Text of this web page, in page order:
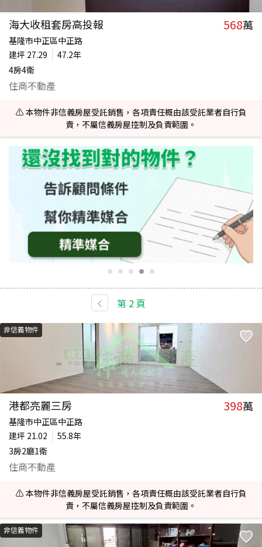
海大收租套房高投報 568萬
基隆市中正區中正路
建坪 27.29
47.2年
4房4衛
住商不動產
⚠️ 本物件非信義房屋受託銷售，各項責任概由該受託業者自行負
責，不屬信義房屋控制及負責範圍。
第 2頁
非信義物件
港都亮麗三房 398萬
基隆市中正區中正路
建坪 21.02
55.8年
3房2廳1衛
住商不動產
⚠️ 本物件非信義房屋受託銷售，各項責任概由該受託業者自行負
責，不屬信義房屋控制及負責範圍。
非信義物件